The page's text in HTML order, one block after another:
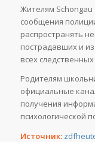
Жителям Schongau
сообщения
распространять
пострадавших и
всех
Родителям
официальные
получения
психологической
Источник: